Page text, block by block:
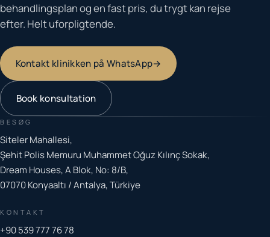
behandlingsplan og en fast pris, du trygt kan rejse
efter. Helt uforpligtende.
Kontakt klinikken på WhatsApp→
Book konsultation
BESØG
Siteler Mahallesi,
Şehit Polis Memuru Muhammet Oğuz Kılınç Sokak,
Dream Houses, A Blok, No: 8/B,
07070 Konyaaltı / Antalya, Türkiye
KONTAKT
+90 539 777 76 78